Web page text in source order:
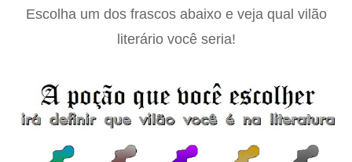
Escolha um dos frascos abaixo e veja qual vilão
literário você seria!